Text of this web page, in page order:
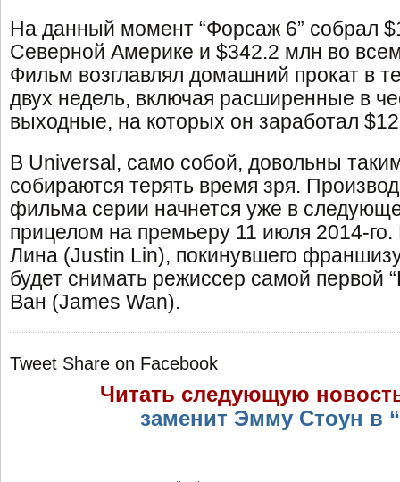
На данный момент “Форсаж 6” собрал
Северной Америке и $342.2 млн во
Фильм возглавлял домашний прокат в
двух недель, включая расширенные в
выходные, на которых он заработал
В Universal, само собой, довольны
собираются терять время зря.
фильма серии начнется уже в
прицелом на премьеру 11 июля 2014-
Лина (Justin Lin), покинувшего
будет снимать режиссер самой первой
Ван (James Wan).
Tweet Share on Facebook
Читать следующую
заменит Эмму Стоун в